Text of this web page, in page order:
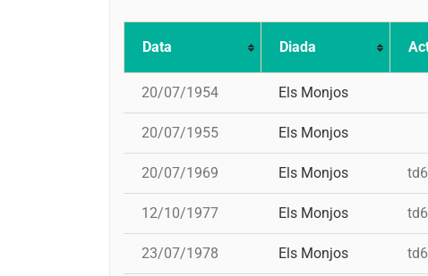
Data Diada
20/07/1954 Els Monjos
20/07/1955 Els Monjos
20/07/1969 Els Monjos
12/10/1977 Els Monjos
23/07/1978 Els Monjos